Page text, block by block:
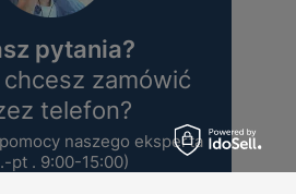
pytania?
zamówić
telefon?
naszego eksperta
pt . 9:00-15:00)